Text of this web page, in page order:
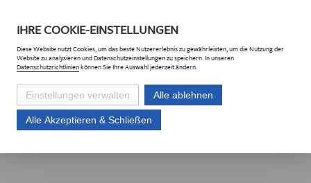
Euroregion Erzgebirge e.V. Projekte
IHRECOOKIE-EINSTELLUNGEN
DieseWebsitenutzt Cookies, um das beste Nutzererlebnis zu gewährleisten, um die Nutzung der
Websitezu analysieren und Datenschutzeinstellungen zu speichern. In unseren
Datenschutzrichtlinienkönnen Sie Ihre Auswahl jederzeit ändern.
Einstellungen verwalten Alle ablehnen
Alle Akzeptieren & Schließen